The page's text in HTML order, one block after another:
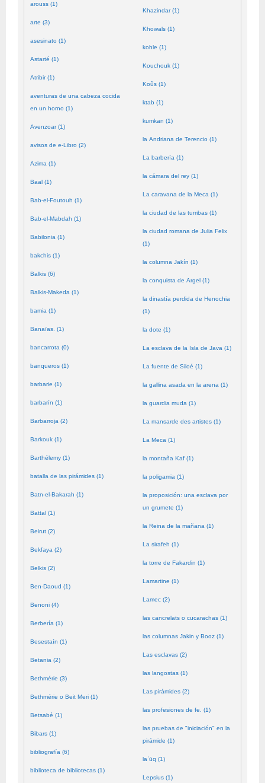
arouss (1)
arte (3)
asesinato (1)
Astarté (1)
Atribir (1)
aventuras de una cabeza cocida
en un horno (1)
Avenzoar (1)
avisos de e-Libro (2)
Azima (1)
Baal (1)
Bab-el-Foutouh (1)
Bab-el-Mabdah (1)
Babilonia (1)
bakchis (1)
Balkis (6)
Balkis-Makeda (1)
bamia (1)
Banaïas. (1)
bancarrota (0)
banqueros (1)
barbarie (1)
barbarín (1)
Barbarroja (2)
Barkouk (1)
Barthélemy (1)
batalla de las pirámides (1)
Batn-el-Bakarah (1)
Battal (1)
Beirut (2)
Bekfaya (2)
Belkis (2)
Ben-Daoud (1)
Benoni (4)
Berbería (1)
Besestaín (1)
Betania (2)
Bethmérie (3)
Bethmérie o Beit Meri (1)
Betsabé (1)
Bibars (1)
bibliografía (6)
biblioteca de bibliotecas (1)
Khazindar (1)
Khowals (1)
kohle (1)
Kouchouk (1)
Koûs (1)
ktab (1)
kumkan (1)
la Andriana de Terencio (1)
La barbería (1)
la cámara del rey (1)
La caravana de la Meca (1)
la ciudad de las tumbas (1)
la ciudad romana de Julia Felix
(1)
la columna Jakín (1)
la conquista de Argel (1)
la dinastía perdida de Henochia
(1)
la dote (1)
La esclava de la Isla de Java (1)
La fuente de Siloé (1)
la gallina asada en la arena (1)
la guardia muda (1)
La mansarde des artistes (1)
La Meca (1)
la montaña Kaf (1)
la poligamia (1)
la proposición: una esclava por
un grumete (1)
la Reina de la mañana (1)
La sirafeh (1)
la torre de Fakardin (1)
Lamartine (1)
Lamec (2)
las cancrelats o cucarachas (1)
las columnas Jakin y Booz (1)
Las esclavas (2)
las langostas (1)
Las pirámides (2)
las profesiones de fe. (1)
las pruebas de "iniciación" en la
pirámide (1)
laʿūq (1)
Lepsius (1)